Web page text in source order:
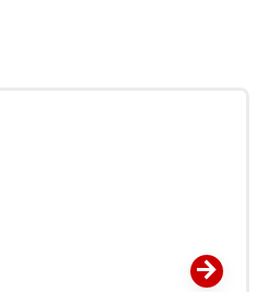
arrow_forward